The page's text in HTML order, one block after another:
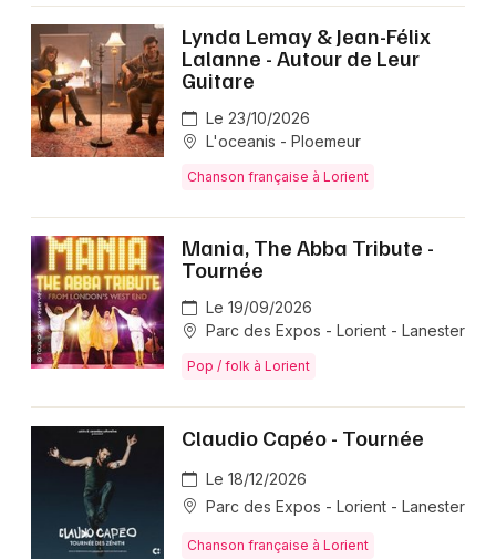
Lynda Lemay & Jean-Félix
Lalanne - Autour de Leur
Guitare
Le 23/10/2026
L'oceanis - Ploemeur
Chanson française à Lorient
Mania, The Abba Tribute -
Tournée
Le 19/09/2026
Parc des Expos - Lorient - Lanester
Pop / folk à Lorient
Claudio Capéo - Tournée
Le 18/12/2026
Parc des Expos - Lorient - Lanester
Chanson française à Lorient